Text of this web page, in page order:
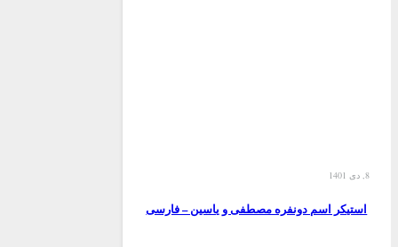
8, دی 1401
استیکر اسم دونفره مصطفی و یاسین – فارسی